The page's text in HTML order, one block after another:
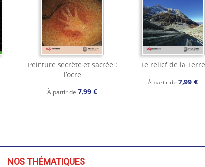
Peinture secrète et sacrée :
l’ocre
À partir de 7,99 €
Le relief de la Terre
À partir de 7,99 €
NOS THÉMATIQUES